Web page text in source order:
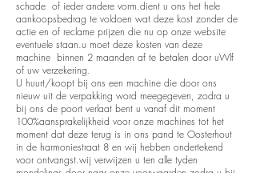
schade of ieder andere vorm.dient u ons het hele
aankoopsbedrag te voldoen wat deze kost zonder de
actie en of reclame prijzen die nu op onze website
eventuele staan.u moet deze kosten van deze
machine binnen 2 maanden af te betalen door uWlf
of uw verzekering.
U huurt/koopt bij ons een machine die door ons
nieuw uit de verpakking word meegegeven, zodra u
bij ons de poort verlaat bent u vanaf dit moment
100%aansprakelijkheid voor onze machines tot het
moment dat deze terug is in ons pand te Oosterhout
in de harmoniestraat 8 en wij hebben ondertekend
voor ontvangst.wij verwijzen u ten alle tyden